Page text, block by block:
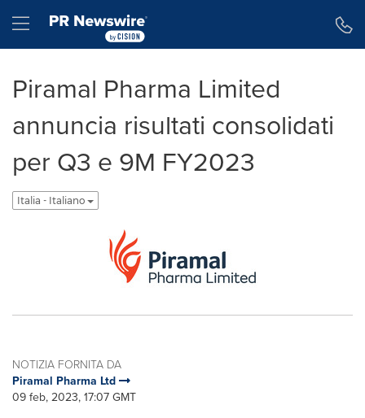
Hamburger menu
Piramal Pharma Limited
annuncia risultati consolidati
per Q3 e 9M FY2023
Italia - Italiano
NOTIZIA FORNITA DA
Piramal Pharma Ltd
09 feb, 2023, 17:07 GMT